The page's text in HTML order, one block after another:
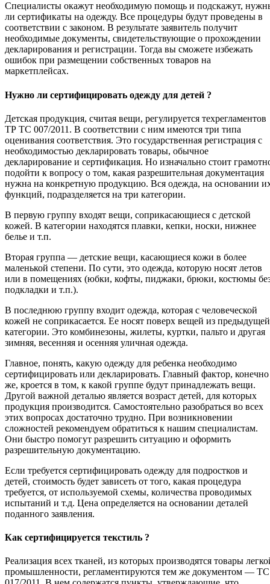
Специалисты окажут необходимую помощь и подскажут,
ли сертификаты на одежду. Все процедуры будут проведены в
соответствии с законом. В результате заявитель получит
необходимые документы, свидетельствующие о прохождении
декларирования и регистрации. Тогда вы сможете избежать
ошибок при размещении собственных товаров на
маркетплейсах.
Нужно ли сертифицировать одежду для детей ?
Детская продукция, считая вещи, регулируется техрегламентов
ТР ТС 007/2011. В соответствии с ним имеются три типа
оценивания соответствия. Это государственная регистрация с
необходимостью декларировать товары, обычное
декларирование и сертификация. Но изначально стоит
подойти к вопросу о том, какая разрешительная документация
нужна на конкретную продукцию. Вся одежда, на основании
функций, подразделяется на три категории.
В первую группу входят вещи, соприкасающиеся с детской
кожей. В категории находятся плавки, кепки, носки, нижнее
белье и т.п.
Вторая группа — детские вещи, касающиеся кожи в более
маленькой степени. По сути, это одежда, которую носят летов
или в помещениях (юбки, кофты, пиджаки, брюки, костюмы
подкладки и т.п.).
В последнюю группу входит одежда, которая с человеческой
кожей не соприкасается. Ее носят поверх вещей из предыдущей
категории. Это комбинезоны, жилеты, куртки, пальто и другая
зимняя, весенняя и осенняя уличная одежда.
Главное, понять, какую одежду для ребенка необходимо
сертифицировать или декларировать. Главный фактор, конечно
же, кроется в том, к какой группе будут принадлежать вещи.
Другой важной деталью является возраст детей, для которых
продукция производится. Самостоятельно разобраться во всех
этих вопросах достаточно трудно. При возникновении
сложностей рекомендуем обратиться к нашим специалистам.
Они быстро помогут разрешить ситуацию и оформить
разрешительную документацию.
Если требуется сертифицировать одежду для подростков и
детей, стоимость будет зависеть от того, какая процедура
требуется, от используемой схемы, количества проводимых
испытаний и т.д. Цена определяется на основании деталей
поданного заявления.
Как сертифицируется текстиль ?
Реализация всех тканей, из которых производятся товары
промышленности, регламентируются тем же документом — ТС